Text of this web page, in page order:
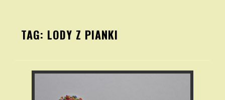
contentTAG: LODY Z PIANKI